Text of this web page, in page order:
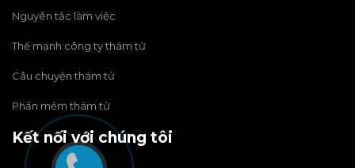
Nguyên tắc làm việc
Thế mạnh công ty thám tử
Câu chuyện thám tử
Phần mềm thám tử
Kết nối với chúng tôi